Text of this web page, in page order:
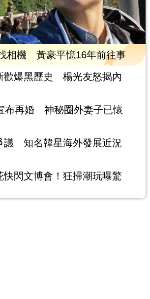
相機 黃豪平憶16年前往事
歡爆黑歷史 楊光友怒揭內
布再婚 神秘圈外妻子已懷
議 知名韓星海外發展近況
快閃文博會！狂掃潮玩曝驚